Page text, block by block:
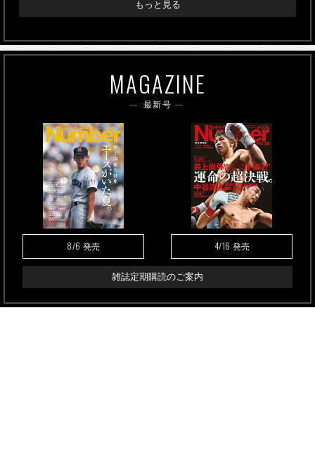
もっと見る
MAGAZINE
最新号
8/6 発売 4/16 発売
雑誌定期購読のご案内